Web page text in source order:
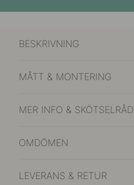
BESKRIVNING
MÅTT & MONTERING
MER INFO & SKÖTSELRÅD
OMDÖMEN
LEVERANS & RETUR